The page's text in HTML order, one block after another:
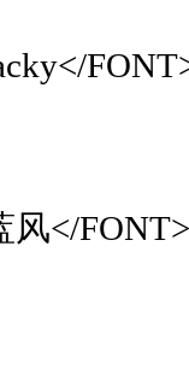
风</FONT>